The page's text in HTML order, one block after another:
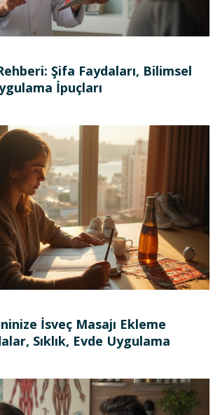
Şifa Faydaları, Bilimsel
İpuçları
İsveç Masajı Ekleme
Sıklık, Evde Uygulama